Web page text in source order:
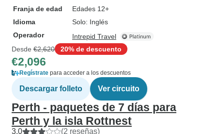
Franja de edad
Edades 12+
Idioma
Solo: Inglés
Operador
Intrepid Travel
Desde €2,620 20% de descuento
€2,096
Regístrate para acceder a los descuentos
Descargar folleto Ver circuito
Perth - paquetes de 7 días para
Perth y la isla Rottnest
3.0 (2 reseñas)